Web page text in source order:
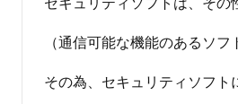
（通信可能な機能のあるソ
その為、セキュリティソフト